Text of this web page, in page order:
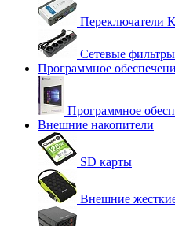
Переключатели
Сетевые фильтры
Программное
Программное
Внешние накопители
SD карты
Внешние